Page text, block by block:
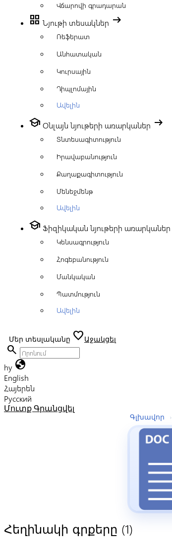
Վճարովի գրադարան
grid_view Նյութի տեսակներ arrow_right_alt
Ռեֆերատ
Անհատական
Կուրսային
Դիպլոմային
Ավելին
school Օնլայն նյութերի առարկաներ arrow_right_alt
Տնտեսագիտություն
Իրավաբանություն
Քաղաքագիտություն
Մենեջմենթ
Ավելին
school Ֆիզիկական նյութերի առարկաներ
Կենսագրություն
Հոգեբանություն
Մանկական
Պատմություն
Ավելին
Մեր տեսլականը favoriteԱջակցել
search
hy globe
English
Հայերեն
Русский
Մուտք Գրանցվել
Գլխավոր ›
Հեղինակի գրքերը (1)